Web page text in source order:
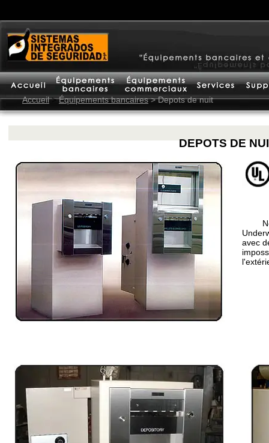
Accueil>Équipements bancaires > Depots de nuit
DEPOTS DE
avec